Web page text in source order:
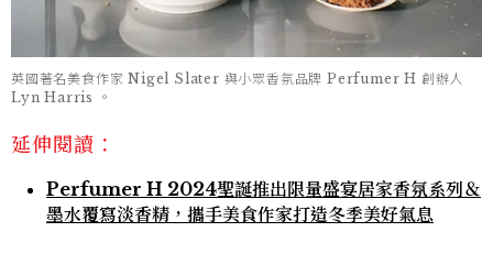
英國著名美食作家 Nigel Slater 與小眾香氛品牌 Perfumer H 創辦人
Lyn Harris 。
延伸閱讀：
Perfumer H 2024聖誕推出限量盛宴居家香氛系列＆
墨水覆寫淡香精，攜手美食作家打造冬季美好氣息